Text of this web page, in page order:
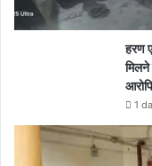
हरण
मिलने
1